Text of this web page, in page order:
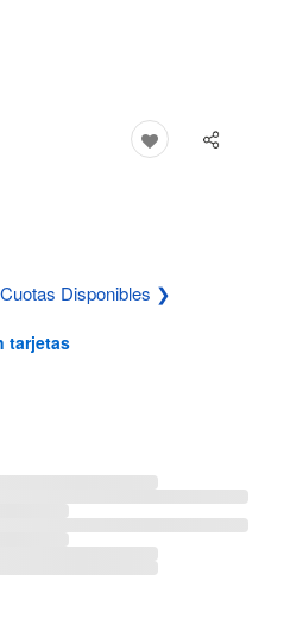
Disponibles ❯
tarjetas